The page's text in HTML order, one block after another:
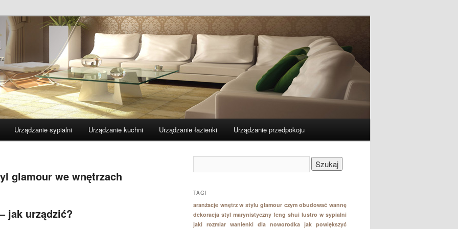
domu porady – home-
Szukaj
Urządzanie sypialni Urządzanie kuchni Urządzanie łazienki Urządzanie przedpokoju
glamour we wnętrzach
jak urządzić?
TAGI
aranżacje wnętrz w stylu glamour czym obudować wannę
dekoracja styl marynistyczny feng shui lustro w sypialni
jaki rozmiar wanienki dla noworodka jak powiększyć